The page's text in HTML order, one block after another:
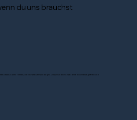
du uns brauchst
Artikel zu allen Themen, wie z.B. Website-Grundlagen, DSGVO und mehr. Gib deine Schlüsselbegriffe ein und